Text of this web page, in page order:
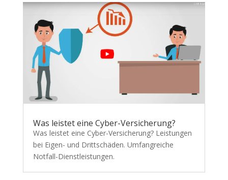
Was leistet eine Cyber-Versicherung?
Was leistet eine Cyber-Versicherung? Leistungen
bei Eigen- und Drittschäden. Umfangreiche
Notfall-Dienstleistungen.